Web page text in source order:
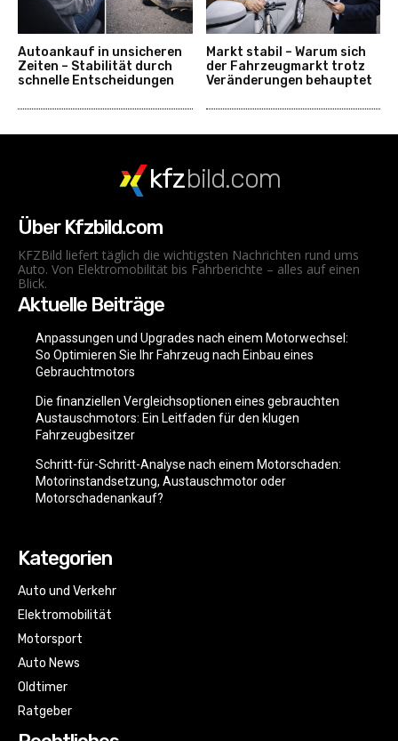
Autoankauf in unsicheren
Zeiten – Stabilität durch
schnelle Entscheidungen
Markt stabil – Warum sich
der Fahrzeugmarkt trotz
Veränderungen behauptet
kfzbild.com
Über Kfzbild.com
KFZBild liefert täglich die wichtigsten Nachrichten rund ums
Auto. Von Elektromobilität bis Fahrberichte – alles auf einen
Blick.
Aktuelle Beiträge
Anpassungen und Upgrades nach einem Motorwechsel:
So Optimieren Sie Ihr Fahrzeug nach Einbau eines
Gebrauchtmotors
Die finanziellen Vergleichsoptionen eines gebrauchten
Austauschmotors: Ein Leitfaden für den klugen
Fahrzeugbesitzer
Schritt-für-Schritt-Analyse nach einem Motorschaden:
Motorinstandsetzung, Austauschmotor oder
Motorschadenankauf?
Kategorien
Auto und Verkehr
Elektromobilität
Motorsport
Auto News
Oldtimer
Ratgeber